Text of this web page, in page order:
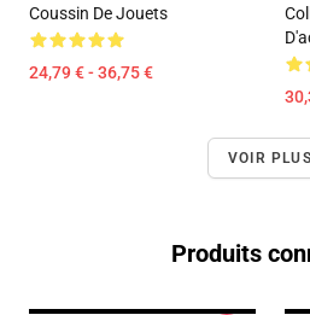
Coussin De Jouets
24,79 € - 36,75 €
VOIR PLUS
Produits